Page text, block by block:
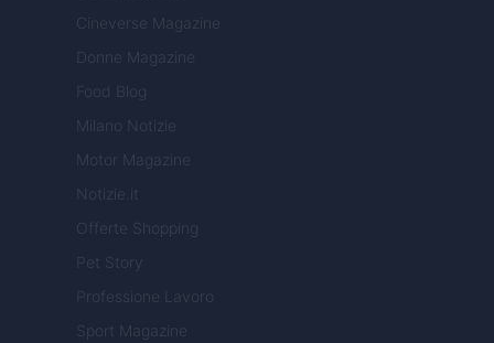
Cineverse Magazine
Donne Magazine
Food Blog
Milano Notizie
Motor Magazine
Notizie.it
Offerte Shopping
Pet Story
Professione Lavoro
Sport Magazine